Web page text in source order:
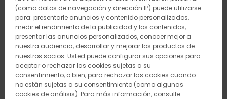
(como datos de navegación y dirección IP) puede utilizarse
para: presentarle anuncios y contenido personalizados,
medir el rendimiento de la publicidad y los contenidos,
presentar las anuncios personalizados, conocer mejor a
nuestra audiencia, desarrollar y mejorar los productos de
nuestros socios. Usted puede configurar sus opciones para
aceptar o rechazar las cookies sujetas a su
consentimiento, o bien, para rechazar las cookies cuando
no están sujetas a su consentimiento (como algunas
cookies de análisis). Para más información, consulte